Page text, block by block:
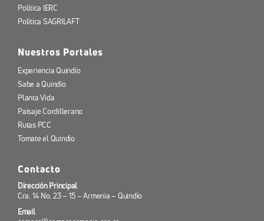
Política IERC
Política SAGRILAFT
Nuestros Portales
Experiencia Quindío
Sabe a Quindío
Planta Vida
Paisaje Cordillerano
Rutas PCC
Tomate el Quindío
Contacto
Dirección Principal
Cra. 14 No. 23 – 15 – Armenia – Quindío
Email